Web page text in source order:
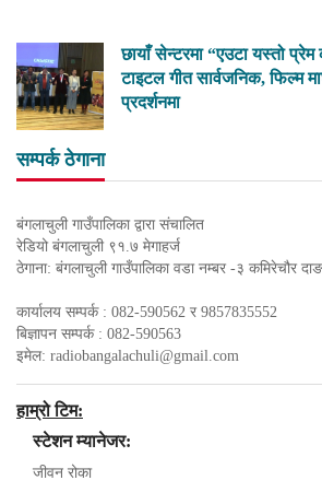
छायाँ सेन्टरमा “एउटा यस्तो प्रेम
टाइटल गीत सार्वजनिक, फिल्म
प्रदर्शनमा
सम्पर्क ठेगाना
बंगलाचुली गाउँपालिका द्वारा संचालित
रेडियो बंगलाचुली ९१.७ मेगाहर्ज
ठेगाना: बंगलाचुली गाउँपालिका वडा नम्बर -३ कमिरेचौर
कार्यालय सम्पर्क : 082-590562 र 9857835552
बिज्ञापन सम्पर्क : 082-590563
इमेल: radiobangalachuli@gmail.com
हाम्रो टिम:
स्टेशन म्यानेजर:
जीवन रोका